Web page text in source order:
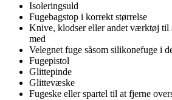
Isoleringsuld
Fugebagstop i korrekt størrelse
Knive, klodser eller andet værktøj til
med
Velegnet fuge såsom silikonefuge i
Fugepistol
Glittepinde
Glittevæske
Fugeske eller spartel til at fjerne